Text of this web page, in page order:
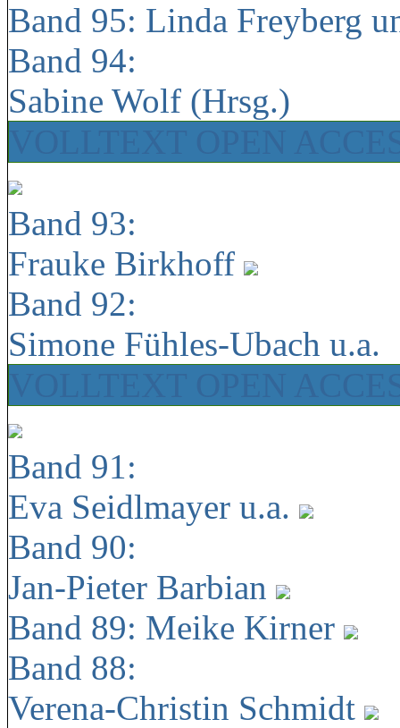
Band 95: Linda Freyberg
Band 94:
Sabine Wolf (Hrsg.)
Band 93:
Frauke Birkhoff
Band 92:
Simone Fühles-Ubach u.a.
Band 91:
Eva Seidlmayer u.a.
Band 90:
Jan-Pieter Barbian
Band 89: Meike Kirner
Band 88:
Verena-Christin Schmidt